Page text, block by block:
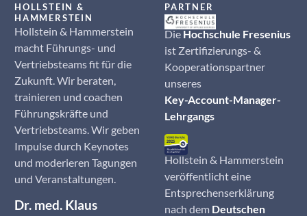
HOLLSTEIN &
HAMMERSTEIN
Hollstein & Hammerstein
macht Führungs- und
Vertriebsteams fit für die
Zukunft. Wir beraten,
trainieren und coachen
Führungskräfte und
Vertriebsteams. Wir geben
Impulse durch Keynotes
und moderieren Tagungen
und Veranstaltungen.
Dr. med. Klaus
PARTNER
DieHochschule Fresenius
ist Zertifizierungs- &
Kooperationspartner
unseres
Key-Account-Manager-
Lehrgangs
Hollstein & Hammerstein
veröffentlicht eine
Entsprechenserklärung
nach dem Deutschen